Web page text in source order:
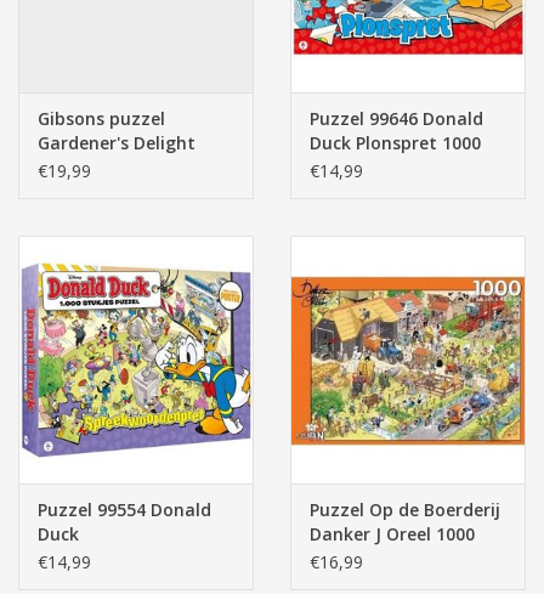
Gibsons puzzel
Gardener's Delight
1000 stukjes
€19,99
Puzzel 99646 Donald
Duck Plonspret 1000
stukjes
€14,99
Puzzel 99554 Donald
Duck
Spreekwoordenpret
€14,99
Puzzel Op de Boerderij
Danker J Oreel 1000
stukjes
€16,99